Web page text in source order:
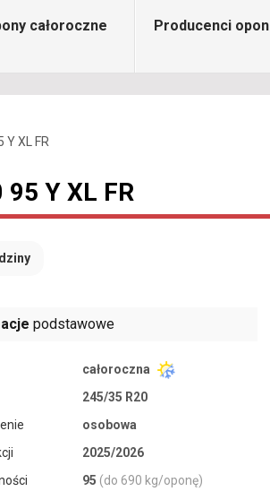
całoroczne Producenci opon
Y XL FR
Y XL FR
podstawowe
całoroczna
245/35 R20
osobowa
2025/2026
95 (do 690 kg/oponę)